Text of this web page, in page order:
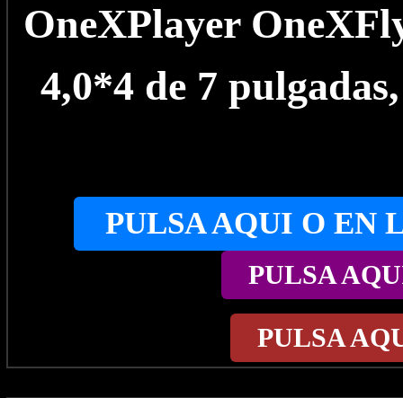
OneXPlayer
4,0*4 de 7
PULSA AQUI O EN
PULSA
PULSA